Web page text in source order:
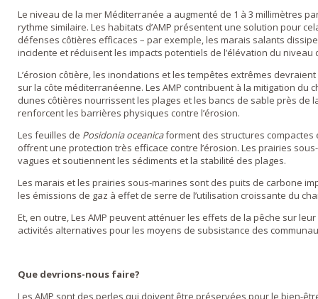
Le niveau de la mer Méditerranée a augmenté de 1 à 3 millimètres
rythme similaire. Les habitats d’AMP présentent une solution pour
défenses côtières efficaces – par exemple, les marais salants
incidente et réduisent les impacts potentiels de l’élévation du niveau
L’érosion côtière, les inondations et les tempêtes extrêmes
sur la côte méditerranéenne. Les AMP contribuent à la mitigation du
dunes côtières nourrissent les plages et les bancs de sable près de
renforcent les barrières physiques contre l’érosion.
Les feuilles de Posidonia oceanicaforment des structures compactes
offrent une protection très efficace contre l’érosion. Les prairies
vagues et soutiennent les sédiments et la stabilité des plages.
Les marais et les prairies sous-marines sont des puits de carbone
les émissions de gaz à effet de serre de l’utilisation croissante du
Et, en outre, Les AMP peuvent atténuer les effets de la pêche sur
activités alternatives pour les moyens de subsistance des
Que devrions-nous faire?
Les AMP sont des perles qui doivent être préservées pour le bien-